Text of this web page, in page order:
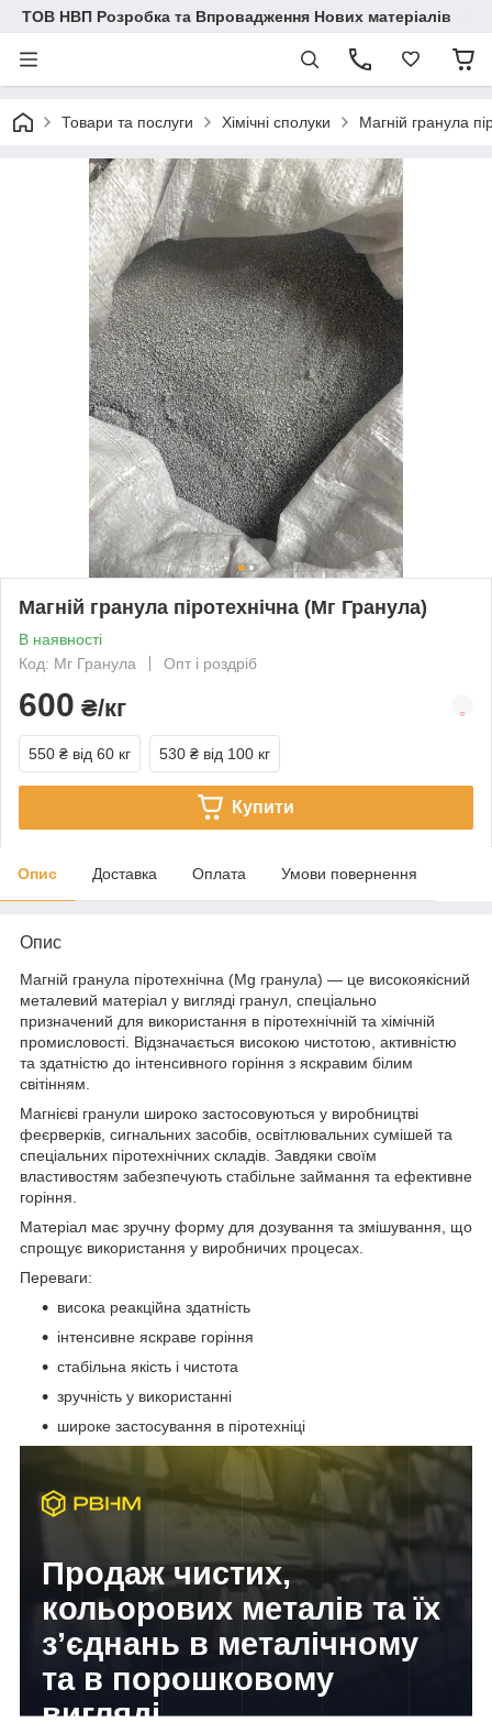
ТОВ НВП Розробка та Впровадження Нових матеріалів
Товари та послуги Хімічні сполуки Магній гранула
Магній гранула піротехнічна (Мг Гранула)
В наявності
Код: Мг Гранула
Опт і роздріб
600 ₴/кг
550 ₴ від 60 кг 530 ₴ від 100 кг
Купити
Опис Доставка Оплата Умови повернення
Опис
Магній гранула піротехнічна (Mg гранула) — це високоякісний
металевий матеріал у вигляді гранул, спеціально
призначений для використання в піротехнічній та хімічній
промисловості. Відзначається високою чистотою, активністю
та здатністю до інтенсивного горіння з яскравим білим
світінням.
Магнієві гранули широко застосовуються у виробництві
феєрверків, сигнальних засобів, освітлювальних сумішей та
спеціальних піротехнічних складів. Завдяки своїм
властивостям забезпечують стабільне займання та ефективне
горіння.
Матеріал має зручну форму для дозування та змішування, що
спрощує використання у виробничих процесах.
Переваги:
висока реакційна здатність
інтенсивне яскраве горіння
стабільна якість і чистота
зручність у використанні
широке застосування в піротехніці
Продаж чистих,
кольорових металів та їх
з’єднань в металічному
та в порошковому
вигляді